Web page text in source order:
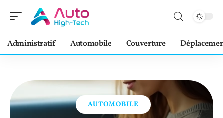
Administratif Automobile Couverture
AUTOMOBILE